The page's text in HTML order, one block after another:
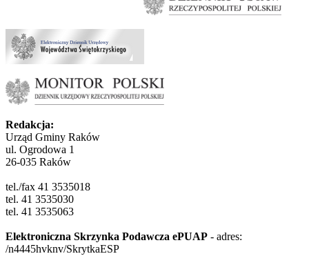
Redakcja:
Urząd Gminy Raków
ul. Ogrodowa 1
26-035 Raków
tel./fax 41 3535018
tel. 41 3535030
tel. 41 3535063
Elektroniczna Skrzynka Podawcza ePUAP - adres:
/n4445hvknv/SkrytkaESP